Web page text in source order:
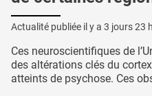
Actualité publiée il y a 3 jours 23
Ces neuroscientifiques de
des altérations clés du
atteints de psychose. Ces